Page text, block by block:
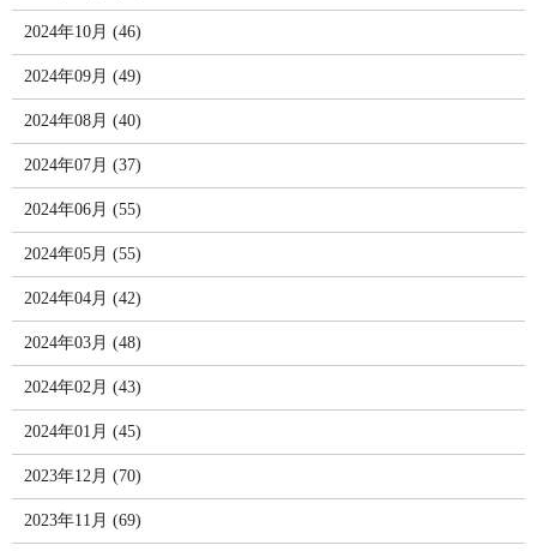
2024年10月 (46)
2024年09月 (49)
2024年08月 (40)
2024年07月 (37)
2024年06月 (55)
2024年05月 (55)
2024年04月 (42)
2024年03月 (48)
2024年02月 (43)
2024年01月 (45)
2023年12月 (70)
2023年11月 (69)